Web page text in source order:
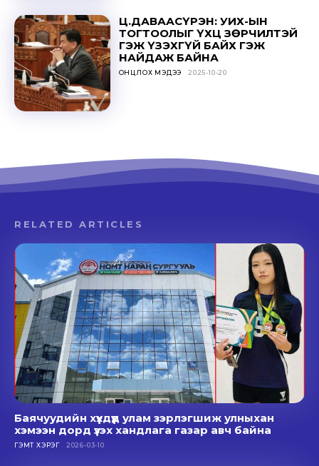
Ц.ДАВААСҮРЭН: УИХ-ЫН
ТОГТООЛЫГ ҮХЦ ЗӨРЧИЛТЭЙ
ГЭЖ ҮЗЭХГҮЙ БАЙХ ГЭЖ
НАЙДАЖ БАЙНА
ОНЦЛОХ МЭДЭЭ 2025-10-20
RELATED ARTICLES
Баячуудийн хүүхдүүд улам зэрлэгшиж улныхан
хэмээн дорд үзэх хандлага газар авч байна
ГЭМТ ХЭРЭГ 2026-03-10